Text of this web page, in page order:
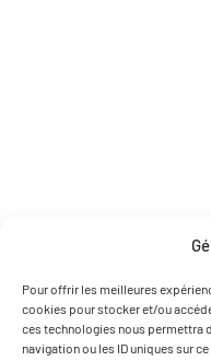
Pour offrir les meilleures
cookies pour stocker et/ou
ces technologies nous permettra
navigation ou les ID uniques sur